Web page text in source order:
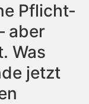
Pflicht-
aber
Was
jetzt